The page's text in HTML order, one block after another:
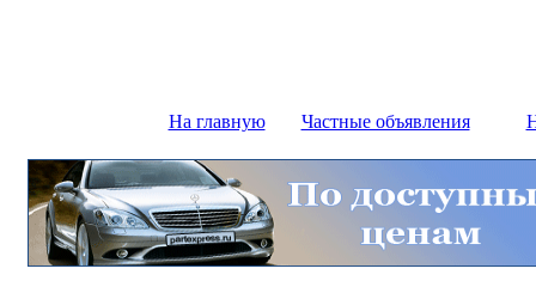
На главную Частные объявления